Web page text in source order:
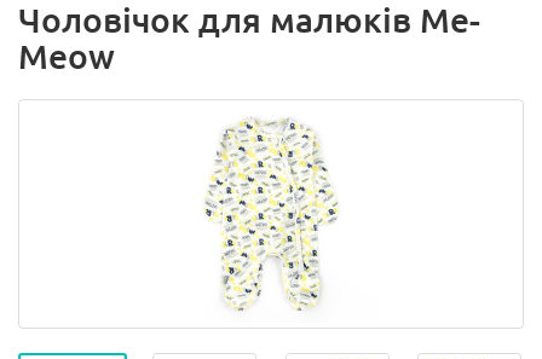
Чоловічок для малюків Me-
Meow